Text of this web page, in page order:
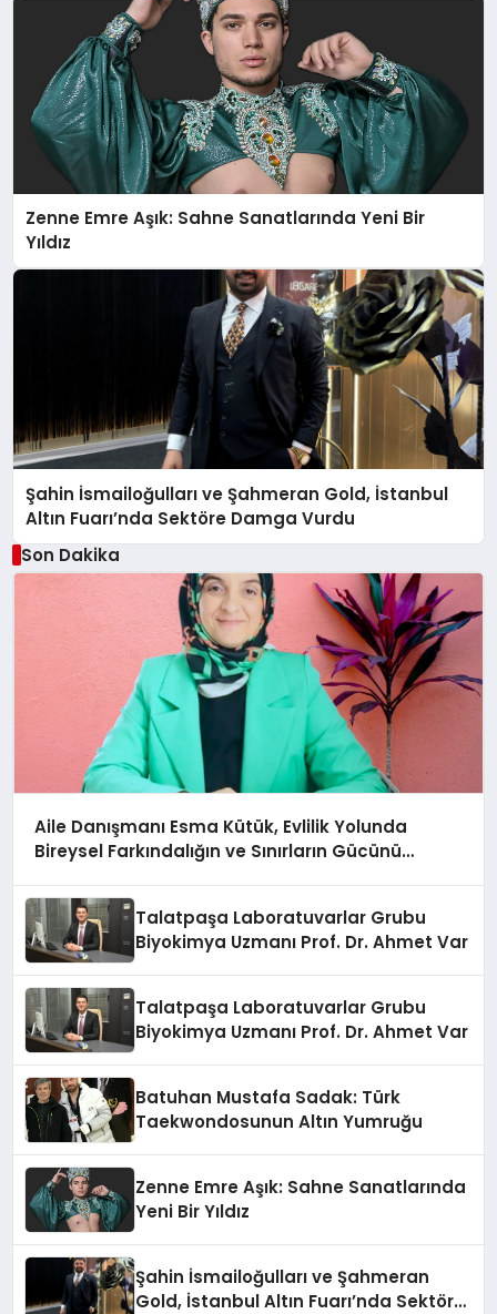
Zenne Emre Aşık: Sahne Sanatlarında Yeni Bir
Yıldız
Şahin İsmailoğulları ve Şahmeran Gold, İstanbul
Altın Fuarı’nda Sektöre Damga Vurdu
Son Dakika
Aile Danışmanı Esma Kütük, Evlilik Yolunda
Bireysel Farkındalığın ve Sınırların Gücünü
Talatpaşa Laboratuvarlar Grubu
Biyokimya Uzmanı Prof. Dr. Ahmet Var
Talatpaşa Laboratuvarlar Grubu
Biyokimya Uzmanı Prof. Dr. Ahmet Var
Batuhan Mustafa Sadak: Türk
Taekwondosunun Altın Yumruğu
Zenne Emre Aşık: Sahne Sanatlarında
Yeni Bir Yıldız
Şahin İsmailoğulları ve Şahmeran
Gold, İstanbul Altın Fuarı’nda Sektöre